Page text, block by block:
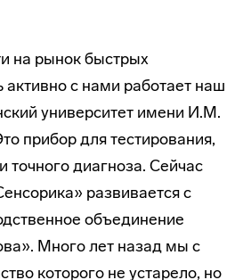
на рынок быстрых
с нами работает наш
университет имени И.М.
прибор для тестирования,
диагноза. Сейчас
развивается с
объединение
Много лет назад мы с
которого не устарело, но